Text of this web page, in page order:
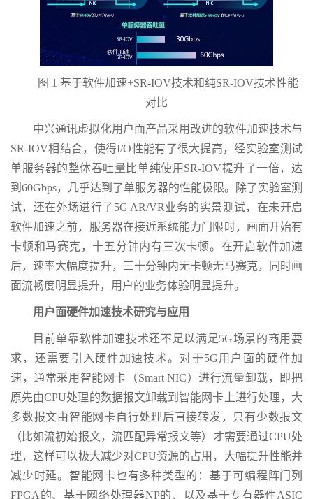
图 1 基于软件加速+SR-IOV技术和纯SR-IOV技术性能
对比
中兴通讯虚拟化用户面产品采用改进的软件加速技术与
SR-IOV相结合，使得I/O性能有了很大提高，经实验室测试
单服务器的整体吞吐量比单纯使用SR-IOV提升了一倍，达
到60Gbps，几乎达到了单服务器的性能极限。除了实验室测
试，还在外场进行了5G AR/VR业务的实景测试，在未开启
软件加速之前，服务器在接近系统能力门限时，画面开始有
卡顿和马赛克，十五分钟内有三次卡顿。在开启软件加速
后，速率大幅度提升，三十分钟内无卡顿无马赛克，同时画
面流畅度明显提升，用户的业务体验明显提升。
用户面硬件加速技术研究与应用
目前单靠软件加速技术还不足以满足5G场景的商用要
求，还需要引入硬件加速技术。对于5G用户面的硬件加
速，通常采用智能网卡（Smart NIC）进行流量卸载，即把
原先由CPU处理的数据报文卸载到智能网卡上进行处理，大
多数报文由智能网卡自行处理后直接转发，只有少数报文
（比如流初始报文，流匹配异常报文等）才需要通过CPU处
理，这样可以极大减少对CPU资源的占用，大幅提升性能并
减少时延。智能网卡也有多种类型的：基于可编程阵门列
FPGA的、基于网络处理器NP的、以及基于专有器件ASIC